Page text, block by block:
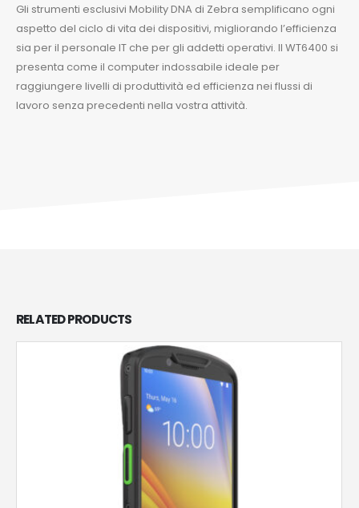
Gli strumenti esclusivi Mobility DNA di Zebra semplificano ogni
aspetto del ciclo di vita dei dispositivi, migliorando l’efficienza
sia per il personale IT che per gli addetti operativi. Il WT6400 si
presenta come il computer indossabile ideale per
raggiungere livelli di produttività ed efficienza nei flussi di
lavoro senza precedenti nella vostra attività.
RELATEDPRODUCTS